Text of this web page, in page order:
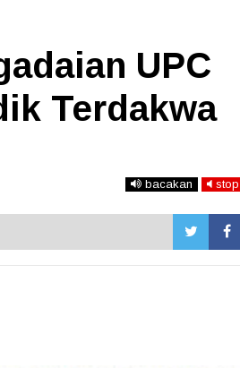
UPC
Terdakwa
bacakan stop